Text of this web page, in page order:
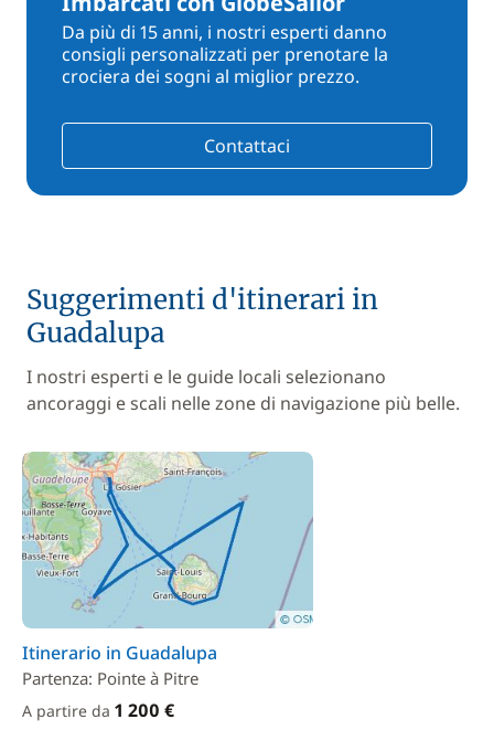
Da più di 15 anni, i nostri esperti danno
consigli personalizzati per prenotare la
crociera dei sogni al miglior prezzo.
Contattaci
Suggerimenti d'itinerari in
Guadalupa
I nostri esperti e le guide locali selezionano
ancoraggi e scali nelle zone di navigazione più belle.
Itinerario in Guadalupa
Partenza: Pointe à Pitre
A partire da 1 200 €